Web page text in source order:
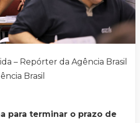
– Repórter da Agência Brasil
Brasil
para terminar o prazo de